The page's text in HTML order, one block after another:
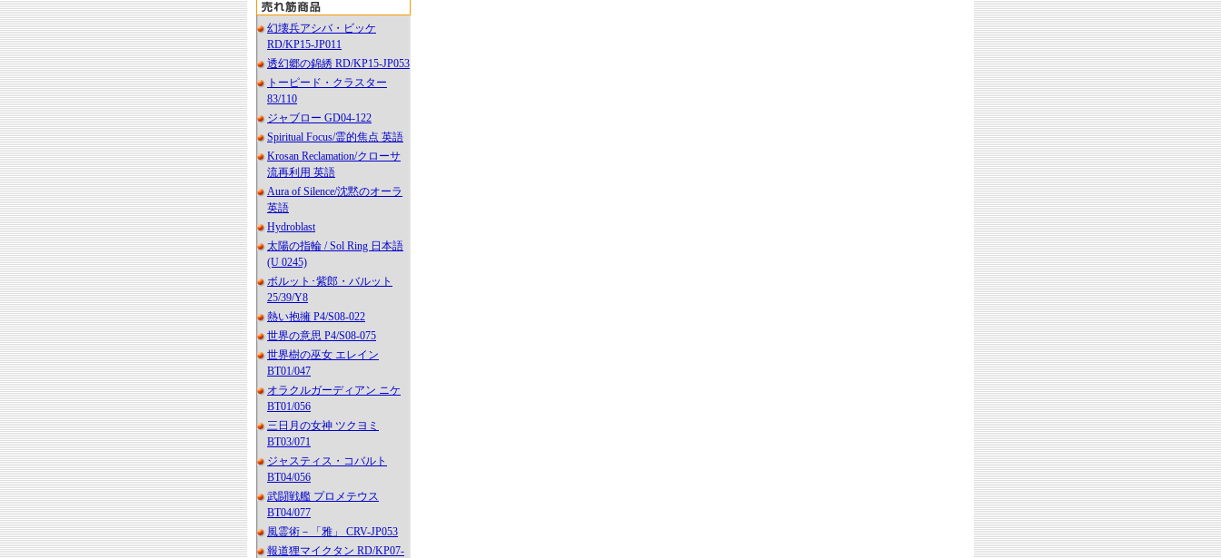
幻壊兵アシバ・ビッケ
RD/KP15-JP011
透幻郷の錦綉 RD/KP15-JP053
トーピード・クラスター
83/110
ジャブロー GD04-122
Spiritual Focus/霊的焦点 英語
Krosan Reclamation/クローサ
流再利用 英語
Aura of Silence/沈黙のオーラ
英語
Hydroblast
太陽の指輪 / Sol Ring 日本語
(U 0245)
ボルット･紫郎・バルット
25/39/Y8
熱い抱擁 P4/S08-022
世界の意思 P4/S08-075
世界樹の巫女 エレイン
BT01/047
オラクルガーディアン ニケ
BT01/056
三日月の女神 ツクヨミ
BT03/071
ジャスティス・コバルト
BT04/056
武闘戦艦 プロメテウス
BT04/077
風霊術－「雅」 CRV-JP053
報道狸マイクタン RD/KP07-